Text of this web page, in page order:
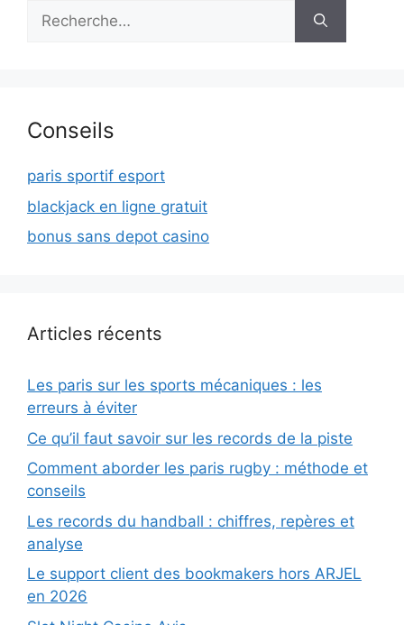
Rechercher :
Conseils
paris sportif esport
blackjack en ligne gratuit
bonus sans depot casino
Articles récents
Les paris sur les sports mécaniques : les
erreurs à éviter
Ce qu’il faut savoir sur les records de la piste
Comment aborder les paris rugby : méthode et
conseils
Les records du handball : chiffres, repères et
analyse
Le support client des bookmakers hors ARJEL
en 2026